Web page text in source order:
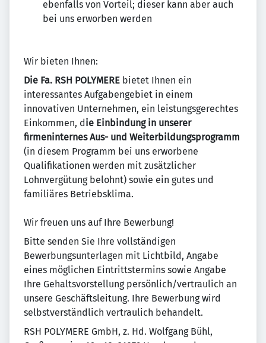
ebenfalls von Vorteil; dieser kann aber auch
bei uns erworben werden
Wir bieten Ihnen:
Die Fa. RSH POLYMERE bietet Ihnen ein
interessantes Aufgabengebiet in einem
innovativen Unternehmen, ein leistungsgerechtes
Einkommen, die Einbindung in unserer
firmeninternes Aus- und Weiterbildungsprogramm
(in diesem Programm bei uns erworbene
Qualifikationen werden mit zusätzlicher
Lohnvergütung belohnt) sowie ein gutes und
familiäres Betriebsklima.
Wir freuen uns auf Ihre Bewerbung!
Bitte senden Sie Ihre vollständigen
Bewerbungsunterlagen mit Lichtbild, Angabe
eines möglichen Eintrittstermins sowie Angabe
Ihre Gehaltsvorstellung persönlich/vertraulich an
unsere Geschäftsleitung. Ihre Bewerbung wird
selbstverständlich vertraulich behandelt.
RSH POLYMERE GmbH, z. Hd. Wolfgang Bühl,